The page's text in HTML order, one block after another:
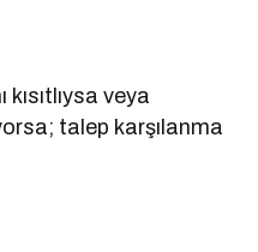
veya
talep karşılanma